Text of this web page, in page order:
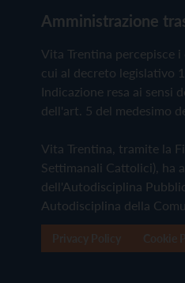
Amministrazione
Vita Trentina percepisce
cui al decreto legislativo
Indicazione resa ai sensi
dell'art. 5 del medesimo
Vita Trentina, tramite la
Settimanali Cattolici), ha
dell'Autodisciplina
Autodisciplina della